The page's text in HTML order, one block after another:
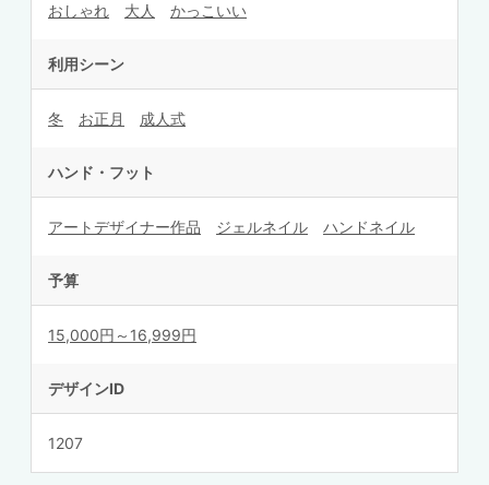
おしゃれ 大人 かっこいい
利用シーン
冬 お正月 成人式
ハンド・フット
アートデザイナー作品 ジェルネイル ハンドネイル
予算
15,000円～16,999円
デザインID
1207